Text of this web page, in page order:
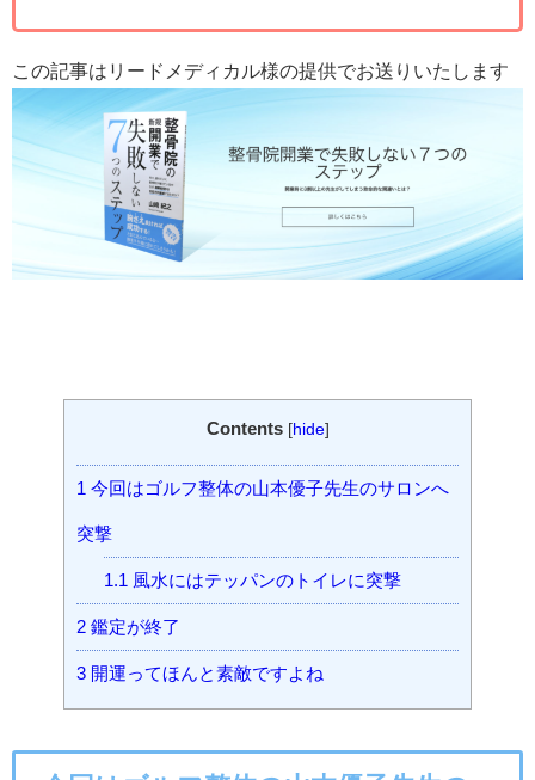
この記事はリードメディカル様の提供でお送りいたします
Contents [hide]
1 今回はゴルフ整体の山本優子先生のサロンへ
突撃
1.1風水にはテッパンのトイレに突撃
2 鑑定が終了
3 開運ってほんと素敵ですよね